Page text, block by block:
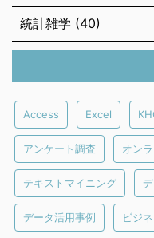
統計雑学 (40)
Access Excel
アンケート調査 オン
テキストマイニング
データ活用事例 ビジ